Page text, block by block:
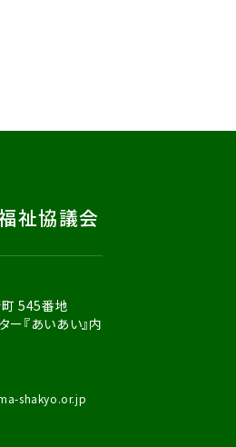
祉協議会
545番地
『あいあい』内
shakyo.or.jp